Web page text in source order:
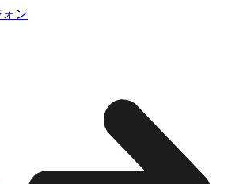
ン